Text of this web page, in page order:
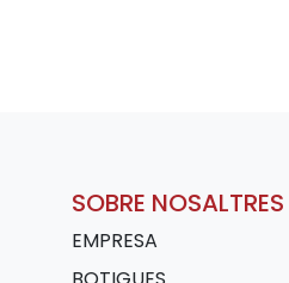
SOBRE NOSALTRES
EMPRESA